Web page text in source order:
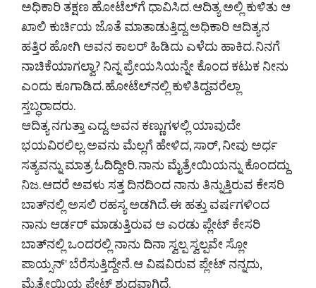
ಅಧಿಕಾರಿ ತಕ್ಷಣ ಹೋಟೆಲ್‌ಗೆ ಧಾವಿಸಿದ. ಆದಿತ್ಯ ಅಲ್ಲಿ ಕುಳಿತು ಆ
ಖಾಲಿ ಕುರ್ಚಿಯ ಜೊತೆ ಮಾತಾಡುತ್ತಿದ್ದ. ಅಧಿಕಾರಿ ಆದಿತ್ಯನ
ಹತ್ತಿರ ಹೋಗಿ ಅವನ ಕಾಲರ್ ಹಿಡಿದು ಎಳೆದು ಹಾಕಿದ. ನಿನಗೆ
ನಾಚಿಕೆಯಾಗಲ್ವಾ? ನಿನ್ನ ಪ್ರೇಯಸಿಯನ್ನೇ ಕೊಂದ ಕಟುಕ ನೀನು
ಎಂದು ಕೂಗಾಡಿದ. ಹೋಟೆಲ್‌ನಲ್ಲಿ ಕುಳಿತಿದ್ದವರೆಲ್ಲಾ
ಸ್ತಬ್ಧರಾದರು.
ಆದಿತ್ಯ ನಗುತ್ತಾ ಎದ್ದ. ಅವನ ಕಣ್ಣುಗಳಲ್ಲಿ ಯಾವುದೇ
ಭಯವಿರಲಿಲ್ಲ. ಅವನು ಮೆಲ್ಲಗೆ ಹೇಳಿದ, ಸಾರ್, ನೀವು ಅರ್ಧ
ಸತ್ಯವನ್ನು ಮಾತ್ರ ಓದಿದ್ದೀರಿ. ನಾನು ಮೈತ್ರೇಯಿಯನ್ನು ಕೊಂದದ್ದು
ನಿಜ. ಆದರೆ ಅವಳು ಸತ್ತ ದಿನದಿಂದ ನಾನು ತಿನ್ನುತ್ತಿರುವ ಕೇಸರಿ
ಬಾತ್‌ನಲ್ಲಿ ಅಸಲಿ ರಹಸ್ಯ ಅಡಗಿದೆ. ಈ ಹತ್ತು ವರ್ಷಗಳಿಂದ
ನಾನು ಆರ್ಡರ್ ಮಾಡುತ್ತಿರುವ ಆ ಎರಡು ಪ್ಲೇಟ್ ಕೇಸರಿ
ಬಾತ್‌ನಲ್ಲಿ ಒಂದರಲ್ಲಿ ನಾನು ದಿನಾ ಸ್ವಲ್ಪ ಸ್ವಲ್ಪವೇ ಸ್ಲೋ
ಪಾಯ್ಸನ್' ಬೆರೆಸುತ್ತಿದ್ದೇನೆ. ಆ ವಿಷವಿರುವ ಪ್ಲೇಟ್ ನನ್ನದು,